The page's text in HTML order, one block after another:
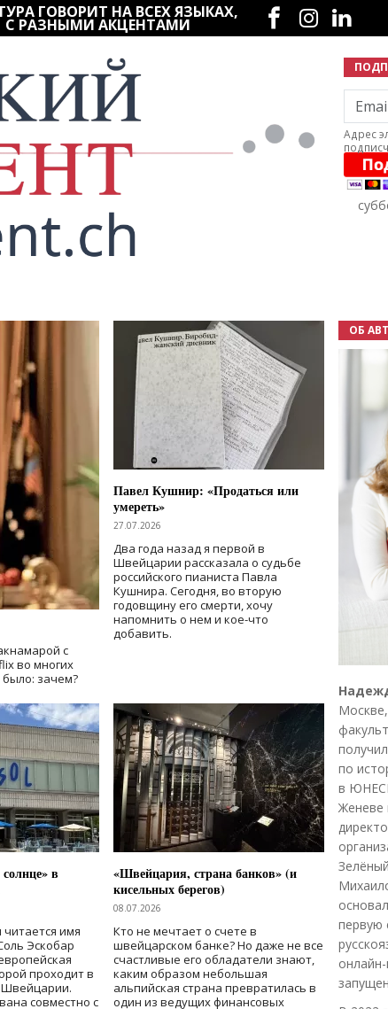
ГОВОРИТ НА ВСЕХ ЯЗЫКАХ,
С РАЗНЫМИ АКЦЕНТАМИ
Социальные сети
Email
Адрес
с
во многих
зачем?
Павел Кушнир: «Продаться или
умереть»
27.07.2026
Два года назад я первой в
Швейцарии рассказала о судьбе
российского пианиста Павла
Кушнира. Сегодня, во вторую
годовщину его смерти, хочу
напомнить о нем и кое-что
добавить.
в
имя
Эскобар
проходит в
совместно с
«Швейцария, страна банков» (и
кисельных берегов)
08.07.2026
Кто не мечтает о счете в
швейцарском банке? Но даже не все
счастливые его обладатели знают,
каким образом небольшая
альпийская страна превратилась в
один из ведущих финансовых
ОБ
по
в
Женеве
первую